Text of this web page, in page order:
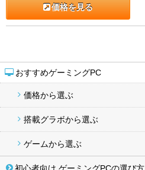
おすすめゲーミングPC
価格から選ぶ
搭載グラボから選ぶ
ゲームから選ぶ
価格を見る